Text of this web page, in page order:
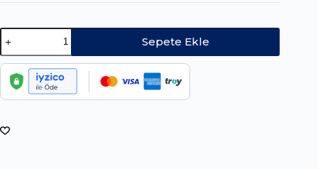
Sepete Ekle